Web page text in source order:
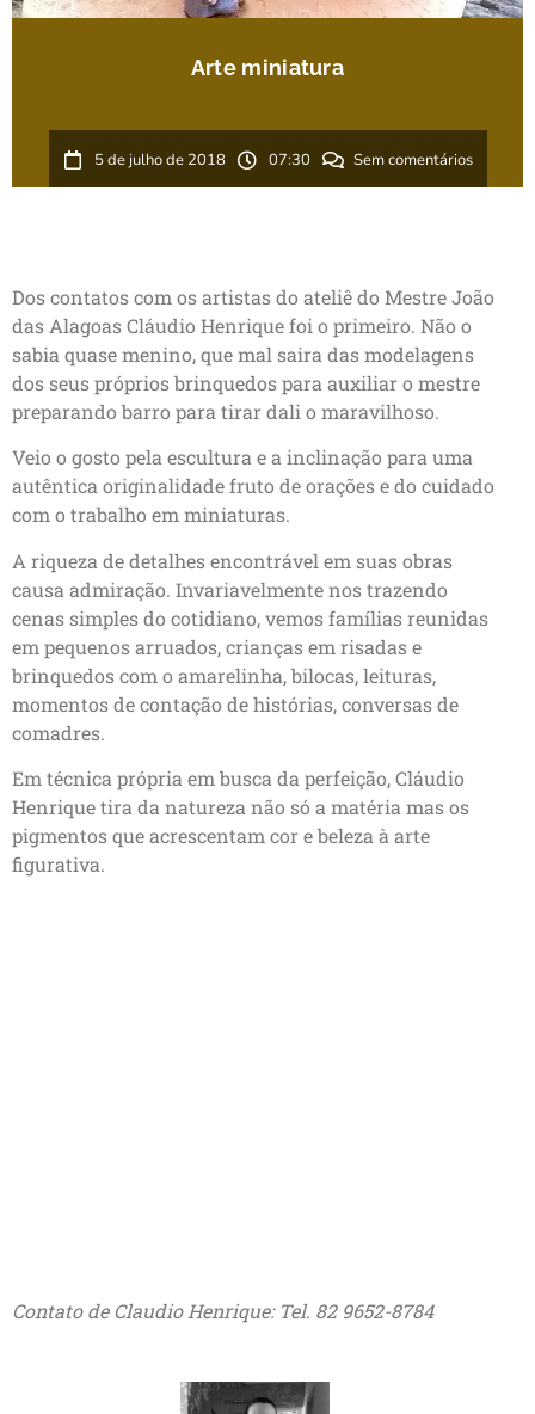
Arte miniatura
5 de julho de 2018 07:30 Sem comentários
Dos contatos com os artistas do ateliê do Mestre João
das Alagoas Cláudio Henrique foi o primeiro. Não o
sabia quase menino, que mal saira das modelagens
dos seus próprios brinquedos para auxiliar o mestre
preparando barro para tirar dali o maravilhoso.
Veio o gosto pela escultura e a inclinação para uma
autêntica originalidade fruto de orações e do cuidado
com o trabalho em miniaturas.
A riqueza de detalhes encontrável em suas obras
causa admiração. Invariavelmente nos trazendo
cenas simples do cotidiano, vemos famílias reunidas
em pequenos arruados, crianças em risadas e
brinquedos com o amarelinha, bilocas, leituras,
momentos de contação de histórias, conversas de
comadres.
Em técnica própria em busca da perfeição, Cláudio
Henrique tira da natureza não só a matéria mas os
pigmentos que acrescentam cor e beleza à arte
figurativa.
Contato de Claudio Henrique: Tel. 82 9652-8784